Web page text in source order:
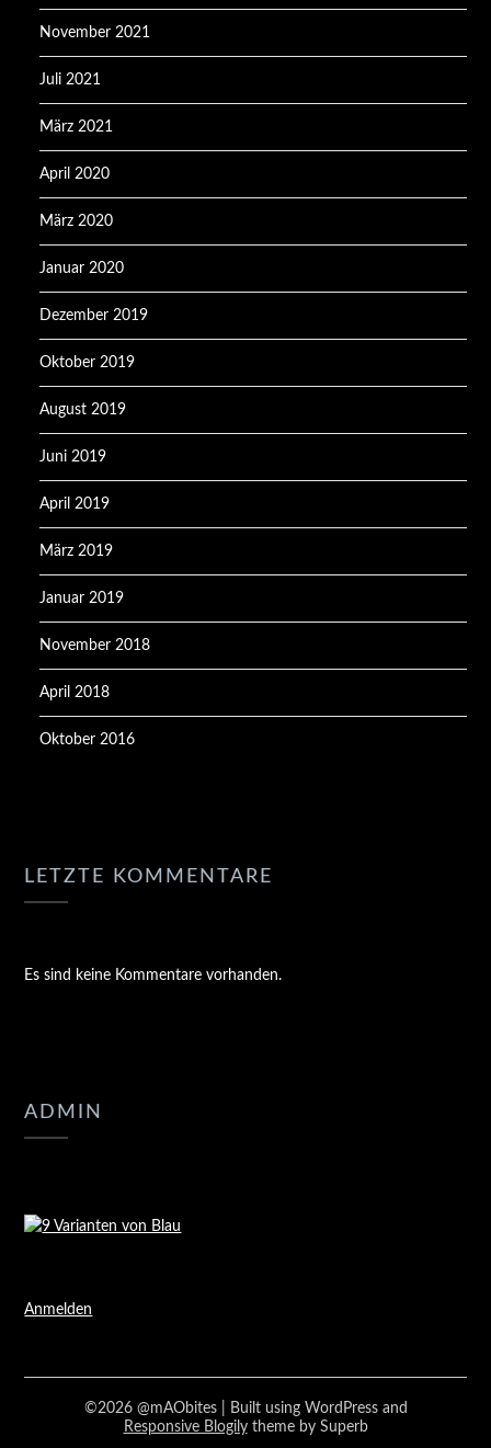
November 2021
Juli 2021
März 2021
April 2020
März 2020
Januar 2020
Dezember 2019
Oktober 2019
August 2019
Juni 2019
April 2019
März 2019
Januar 2019
November 2018
April 2018
Oktober 2016
LETZTE KOMMENTARE
Es sind keine Kommentare vorhanden.
ADMIN
Anmelden
©2026 @mAObites
| Built using WordPress and
Responsive Blogilytheme by Superb